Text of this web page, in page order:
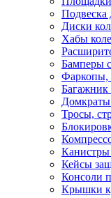
Подвеска
Диски
Хабы
Бамперы
Фаркопы,
Тросы,
Кейсы
Консоли
Крышки